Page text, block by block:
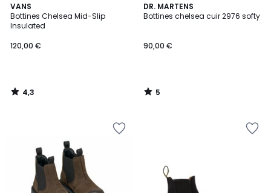
VANS
Bottines Chelsea Mid-Slip
Insulated
120,00 €
4,3
/ 5
4,3
/
DR. MARTENS
Bottines chelsea cuir 2976 softy
90,00 €
5
/
5
/